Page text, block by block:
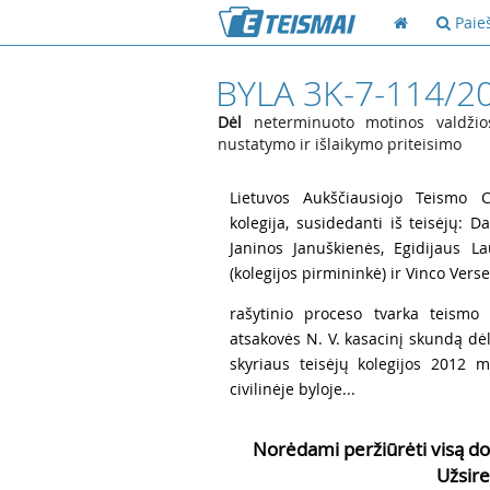
BYLA 3K-7-114/
Dėl neterminuoto motinos
nustatymo ir išlaikymo priteisimo
Lietuvos Aukščiausiojo
kolegija, susidedanti iš teisėjų:
Janinos Januškienės, Egidijaus
(kolegijos pirmininkė) ir Vinco
rašytinio proceso tvarka
atsakovės N. V. kasacinį skundą
skyriaus teisėjų kolegijos 2012
civilinėje byloje...
Norėdami peržiūrėti visą